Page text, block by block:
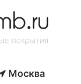
Москва